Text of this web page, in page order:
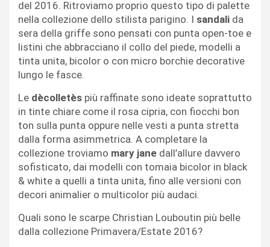
del 2016. Ritroviamo proprio questo tipo di palette
nella collezione dello stilista parigino. I sandali da
sera della griffe sono pensati con punta open-toe e
listini che abbracciano il collo del piede, modelli a
tinta unita, bicolor o con micro borchie decorative
lungo le fasce.
Le dècolletès più raffinate sono ideate soprattutto
in tinte chiare come il rosa cipria, con fiocchi bon
ton sulla punta oppure nelle vesti a punta stretta
dalla forma asimmetrica. A completare la
collezione troviamo mary jane dall’allure davvero
sofisticato, dai modelli con tomaia bicolor in black
& white a quelli a tinta unita, fino alle versioni con
decori animalier o multicolor più audaci.
Quali sono le scarpe Christian Louboutin più belle
dalla collezione Primavera/Estate 2016?